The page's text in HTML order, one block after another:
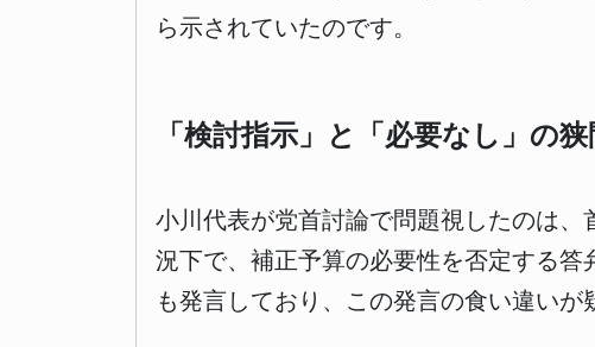
ら示されていたのです。
「検討指示」と「必要なし」の狭
小川代表が党首討論で問題視したのは
況下で、補正予算の必要性を否定する
も発言しており、この発言の食い違いが